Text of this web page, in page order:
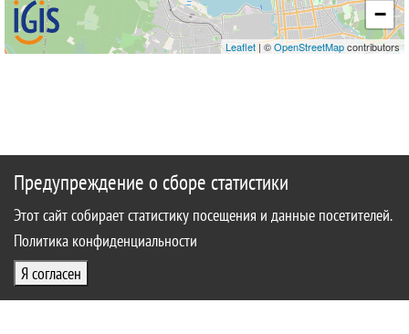
−
Leaflet| ©OpenStreetMapcontributors
Предупреждение о сборе статистики
Этот сайт собирает статистику посещения и данные посетителей.
Политика конфиденциальности
Я согласен